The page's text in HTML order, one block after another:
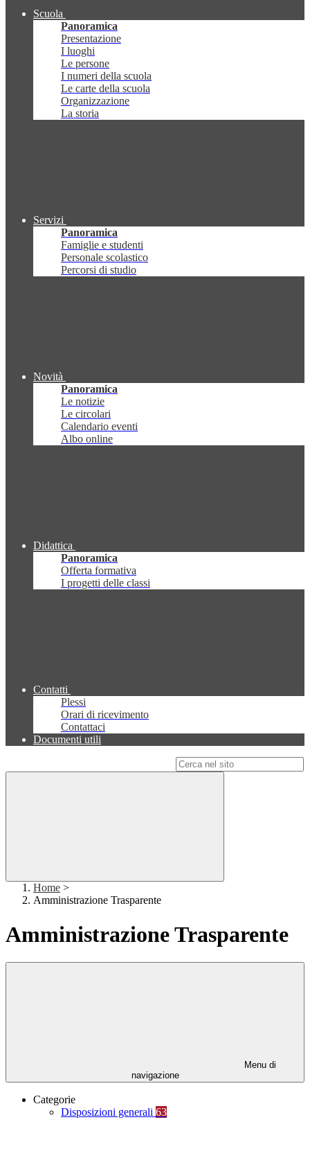
Scuola
Panoramica
Presentazione
I luoghi
Le persone
I numeri della scuola
Le carte della scuola
Organizzazione
La storia
Servizi
Panoramica
Famiglie e studenti
Personale scolastico
Percorsi di studio
Novità
Panoramica
Le notizie
Le circolari
Calendario eventi
Albo online
Didattica
Panoramica
Offerta formativa
I progetti delle classi
Contatti
Plessi
Orari di ricevimento
Contattaci
Documenti utili
Home >
Amministrazione Trasparente
Amministrazione Trasparente
Menu di
navigazione
Categorie
Disposizioni generali 63